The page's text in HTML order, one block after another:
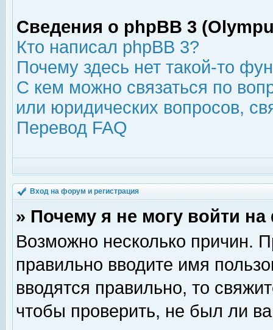
Сведения о phpBB 3
Кто написал phpBB 3?
Почему здесь нет такой-то
С кем можно связаться по
или юридических вопросов,
Перевод FAQ
Вход на форум и регистрация
» Почему я не могу войти
Возможно несколько причин.
правильно вводите имя
вводятся правильно, то
чтобы проверить, не был ли